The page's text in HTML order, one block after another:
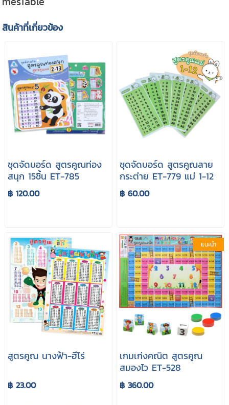
สินค้าที่เกี่ยวข้อง
ชุดจัดบอร์ด สูตรคูณท่อง
สนุก 15ชิ้น ET-785
฿ 120.00
ชุดจัดบอร์ด สูตรคูณลาย
กระต่าย ET-779 แม่ 1-12
฿ 60.00
สูตรคูณ นางฟ้า-ฮีโร่
฿ 23.00
แนะนำ
เกมเก่งคณิต สูตรคูณ
สมองไว ET-528
฿ 360.00